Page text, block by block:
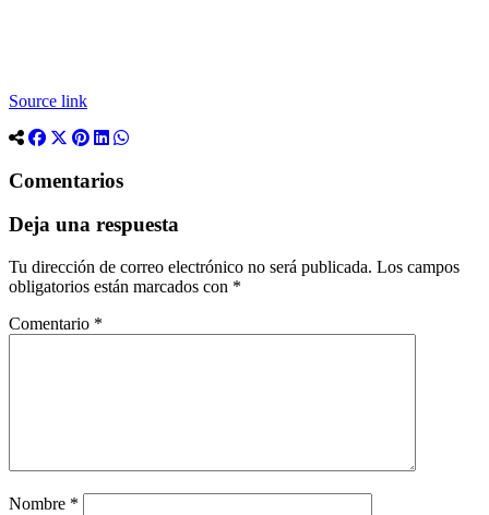
Source link
Comentarios
Deja una respuesta
Tu dirección de correo electrónico no será publicada. Los campos
obligatorios están marcados con *
Comentario *
Nombre *